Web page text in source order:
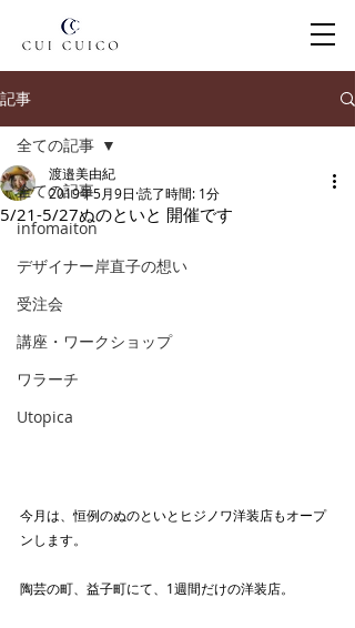
記事
全ての記事
infomaiton
デザイナー岸直子の想い
受注会
講座・ワークショップ
ワラーチ
Utopica
全ての記事
5/21-5/27ぬのといと 開催です
渡邉美由紀
2019年5月9日 読了時間: 1分
今月は、恒例のぬのといとヒジノワ洋装店もオープ
ンします。
陶芸の町、益子町にて、1週間だけの洋装店。